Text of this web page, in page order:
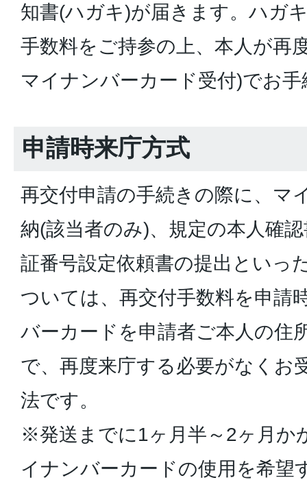
知書(ハガキ)が届きます。ハガ
手数料をご持参の上、本人が再
マイナンバーカード受付)でお
申請時来庁方式
再交付申請の手続きの際に、マ
納(該当者のみ)、規定の本人確
証番号設定依頼書の提出といっ
ついては、再交付手数料を申請
バーカードを申請者ご本人の住
で、再度来庁する必要がなくお
法です。
※発送までに1ヶ月半～2ヶ月か
イナンバーカードの使用を希望